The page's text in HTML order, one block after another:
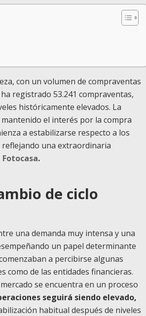
con un volumen de compraventas
registrado 53.241 compraventas,
históricamente elevados. La
el interés por la compra
a estabilizarse respecto a los
reflejando una extraordinaria
Fotocasa.
de ciclo
una demanda muy intensa y una
un papel determinante
a percibirse algunas
como de las entidades financieras.
se encuentra en un proceso
seguirá siendo elevado,
habitual después de niveles